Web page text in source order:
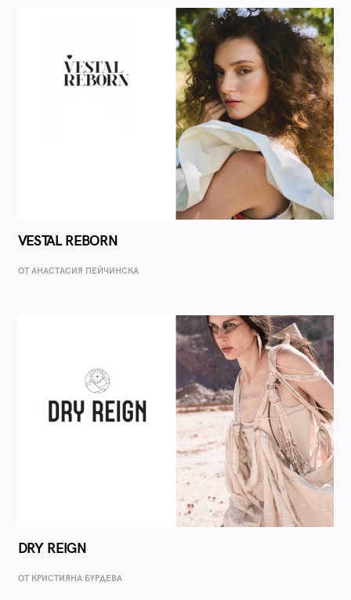
VESTAL REBORN
ОТ AНАСТАСИЯ ПЕЙЧИНСКА
DRY REIGN
ОТ КРИСТИЯНА БУРДЕВА